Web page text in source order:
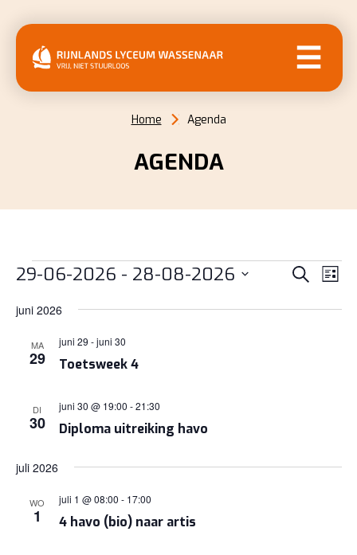
Home Agenda
AGENDA
EVENEMENTEN Zoeken
Lijst
29-06-2026 - 28-08-2026
een
datum.
juni 2026
MA
29 Toetsweek 4
juni 29 -juni 30
DI
30 Diploma uitreiking havo
juni 30 @ 19:00 -21:30
juli 2026
WO
1 4 havo (bio) naar artis
juli 1 @ 08:00 - 17:00